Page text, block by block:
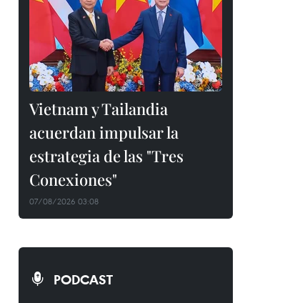
Vietnam y Tailandia
acuerdan impulsar la
estrategia de las "Tres
Conexiones"
07/08/2026 03:08
PODCAST